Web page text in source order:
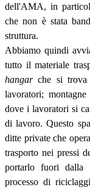
dell'AMA, in
che non è stata
struttura.
Abbiamo quindi
tutto il materiale
hangarche si trova
lavoratori;
dove i lavoratori si
di lavoro. Questo
ditte private che
trasporto nei pressi
portarlo fuori dalla
processo di